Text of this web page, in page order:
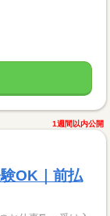
1週間以内公開
OK｜前払